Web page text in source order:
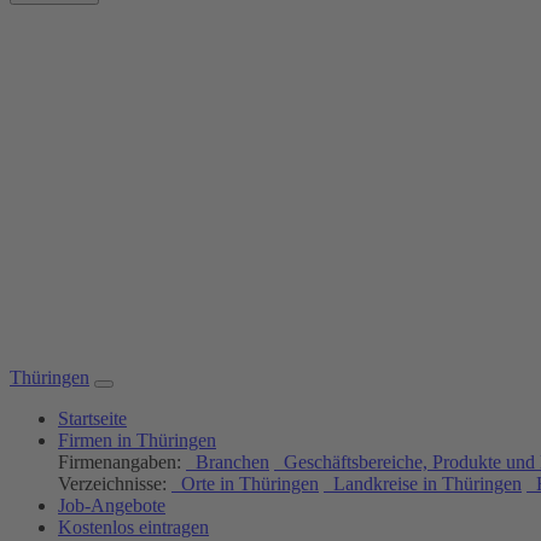
Thüringen
Startseite
Firmen in Thüringen
Firmenangaben:
Branchen
Geschäftsbereiche, Produkte
Verzeichnisse:
Orte in Thüringen Landkreise in Thüringen
Job-Angebote
Kostenlos eintragen